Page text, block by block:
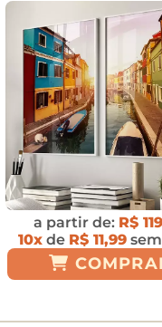
a partir de: R$
10xde R$ 11,99